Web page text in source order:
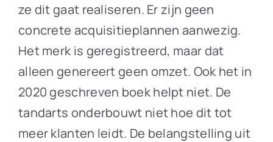
ze dit gaat realiseren. Er zijn geen
concrete acquisitieplannen aanwezig.
Het merk is geregistreerd, maar dat
alleen genereert geen omzet. Ook het in
2020 geschreven boek helpt niet. De
tandarts onderbouwt niet hoe dit tot
meer klanten leidt. De belangstelling uit